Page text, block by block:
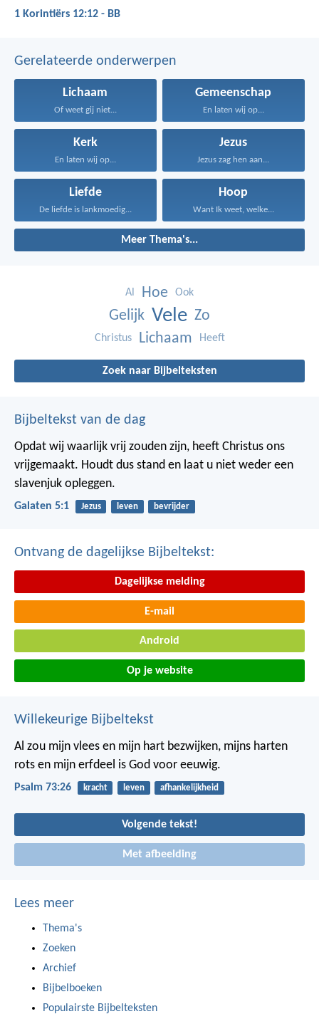
1 Korintiërs 12:12 - BB
Gerelateerde onderwerpen
Lichaam
Of weet gij niet...
Gemeenschap
En laten wij op...
Kerk
En laten wij op...
Jezus
Jezus zag hen aan...
Liefde
De liefde is lankmoedig...
Hoop
Want Ik weet, welke...
Meer Thema's...
Al Hoe Ook
Gelijk Vele Zo
Christus Lichaam Heeft
Zoek naar Bijbelteksten
Bijbeltekst van de dag
Opdat wij waarlijk vrij zouden zijn, heeft Christus ons
vrijgemaakt. Houdt dus stand en laat u niet weder een
slavenjuk opleggen.
Galaten 5:1 Jezus leven bevrijder
Ontvang de dagelijkse Bijbeltekst:
Dagelijkse melding
E-mail
Android
Op je website
Willekeurige Bijbeltekst
Al zou mijn vlees en mijn hart bezwijken, mijns harten
rots en mijn erfdeel is God voor eeuwig.
Psalm 73:26 kracht leven afhankelijkheid
Volgende tekst!
Met afbeelding
Lees meer
Thema's
Zoeken
Archief
Bijbelboeken
Populairste Bijbelteksten